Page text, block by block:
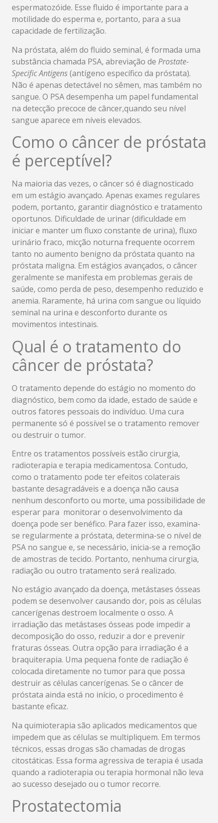
espermatozóide. Esse fluido é importante para a
motilidade do esperma e, portanto, para a sua
capacidade de fertilização.
Na próstata, além do fluido seminal, é formada uma
substância chamada PSA, abreviação de Prostate-
Specific Antigens(antígeno específico da próstata).
Não é apenas detectável no sêmen, mas também no
sangue. O PSA desempenha um papel fundamental
na detecção precoce de câncer,quando seu nível
sangue aparece em níveis elevados.
Como o câncer de próstata
é perceptível?
Na maioria das vezes, o câncer só é diagnosticado
em um estágio avançado. Apenas exames regulares
podem, portanto, garantir diagnóstico e tratamento
oportunos. Dificuldade de urinar (dificuldade em
iniciar e manter um fluxo constante de urina), fluxo
urinário fraco, micção noturna frequente ocorrem
tanto no aumento benigno da próstata quanto na
próstata maligna. Em estágios avançados, o câncer
geralmente se manifesta em problemas gerais de
saúde, como perda de peso, desempenho reduzido e
anemia. Raramente, há urina com sangue ou líquido
seminal na urina e desconforto durante os
movimentos intestinais.
Qual é o tratamento do
câncer de próstata?
O tratamento depende do estágio no momento do
diagnóstico, bem como da idade, estado de saúde e
outros fatores pessoais do indivíduo. Uma cura
permanente só é possível se o tratamento remover
ou destruir o tumor.
Entre os tratamentos possíveis estão cirurgia,
radioterapia e terapia medicamentosa. Contudo,
como o tratamento pode ter efeitos colaterais
bastante desagradáveis ​​e a doença não causa
nenhum desconforto ou morte, uma possibilidade de
esperar para monitorar o desenvolvimento da
doença pode ser benéfico. Para fazer isso, examina-
se regularmente a próstata, determina-se o nível de
PSA no sangue e, se necessário, inicia-se a remoção
de amostras de tecido. Portanto, nenhuma cirurgia,
radiação ou outro tratamento será realizado.
No estágio avançado da doença, metástases ósseas
podem se desenvolver causando dor, pois as células
cancerígenas destroem localmente o osso. A
irradiação das metástases ósseas pode impedir a
decomposição do osso, reduzir a dor e prevenir
fraturas ósseas. Outra opção para irradiação é a
braquiterapia. Uma pequena fonte de radiação é
colocada diretamente no tumor para que possa
destruir as células cancerígenas. Se o câncer de
próstata ainda está no início, o procedimento é
bastante eficaz.
Na quimioterapia são aplicados medicamentos que
impedem que as células se multipliquem. Em termos
técnicos, essas drogas são chamadas de drogas
citostáticas. Essa forma agressiva de terapia é usada
quando a radioterapia ou terapia hormonal não leva
ao sucesso desejado ou o tumor recorre.
Prostatectomia